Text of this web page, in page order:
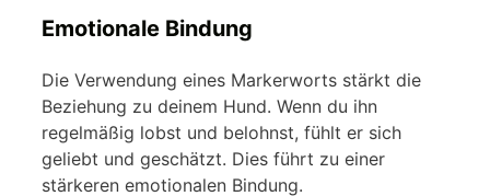
Emotionale Bindung
Die Verwendung eines Markerworts stärkt die
Beziehung zu deinem Hund. Wenn du ihn
regelmäßig lobst und belohnst, fühlt er sich
geliebt und geschätzt. Dies führt zu einer
stärkeren emotionalen Bindung.